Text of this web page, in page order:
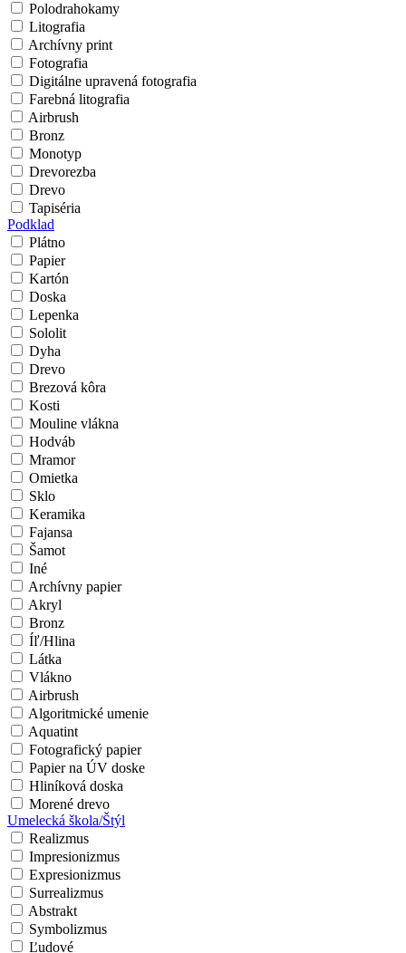
Polodrahokamy
Litografia
Archívny print
Fotografia
Digitálne upravená fotografia
Farebná litografia
Airbrush
Bronz
Monotyp
Drevorezba
Drevo
Tapiséria
Podklad
Plátno
Papier
Kartón
Doska
Lepenka
Sololit
Dyha
Drevo
Brezová kôra
Kosti
Mouline vlákna
Hodváb
Mramor
Omietka
Sklo
Keramika
Fajansa
Šamot
Iné
Archívny papier
Akryl
Bronz
Íľ/Hlina
Látka
Vlákno
Airbrush
Algoritmické umenie
Aquatint
Fotografický papier
Papier na ÚV doske
Hliníková doska
Morené drevo
Umelecká škola/Štýl
Realizmus
Impresionizmus
Expresionizmus
Surrealizmus
Abstrakt
Symbolizmus
Ľudové